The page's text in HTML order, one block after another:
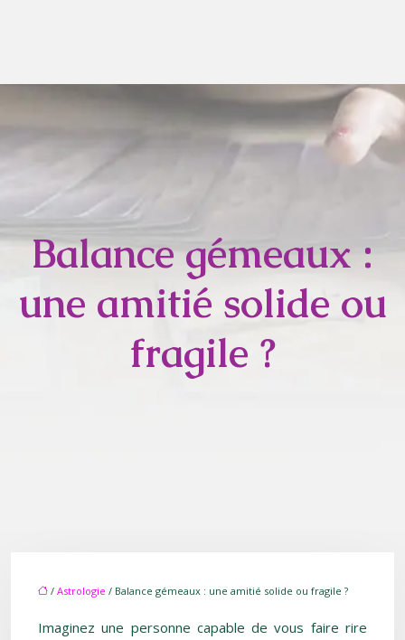
Balance gémeaux :
une amitié solide ou
fragile ?
/ Astrologie / Balance gémeaux : une amitié solide ou fragile ?
Imaginez une personne capable de vous faire rire